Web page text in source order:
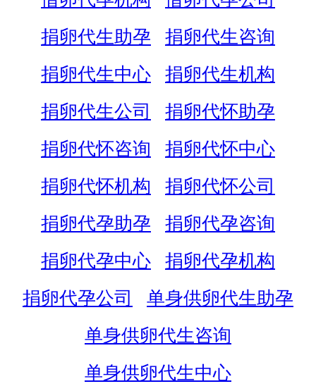
捐卵代生助孕
捐卵代生咨询
捐卵代生中心
捐卵代生机构
捐卵代生公司
捐卵代怀助孕
捐卵代怀咨询
捐卵代怀中心
捐卵代怀机构
捐卵代怀公司
捐卵代孕助孕
捐卵代孕咨询
捐卵代孕中心
捐卵代孕机构
捐卵代孕公司
单身供卵代生助孕
单身供卵代生咨询
单身供卵代生中心